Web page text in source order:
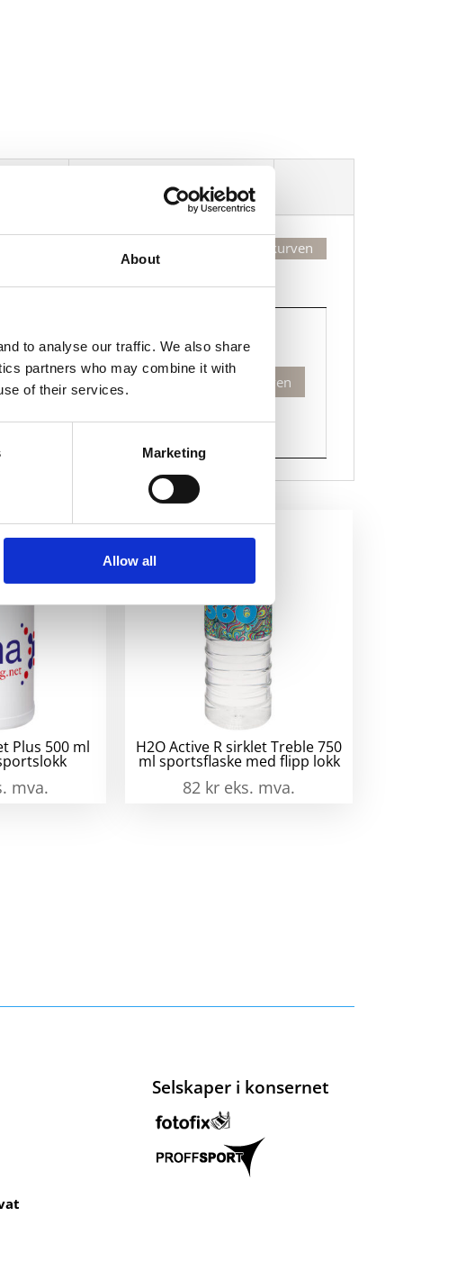
About
to analyse our traffic. We also share
partners who may combine it with
of their services.
Marketing
Allow all
Legg valgte i handlekurven
Kjøp
Aire
800
Legg til i handlekurven
Plus 500 ml
mva.
H2O Active R sirklet Treble 750
ml sportsflaske med flipp lokk
82 kr eks. mva.
Selskaper i konsernet